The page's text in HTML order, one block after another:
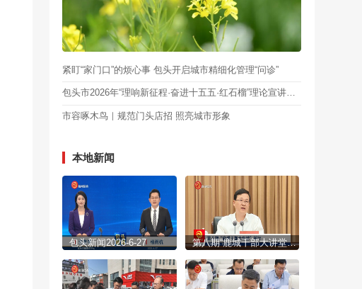
紧盯“家门口”的烦心事 包头开启城市精细化管理“问诊”
包头市2026年“理响新征程·奋进十五五·红石榴”理论宣讲大赛总决赛举行
市容啄木鸟｜规范门头店招 照亮城市形象
本地新闻
包头新闻2026-6-27 第八期“鹿城干部大讲堂”举行